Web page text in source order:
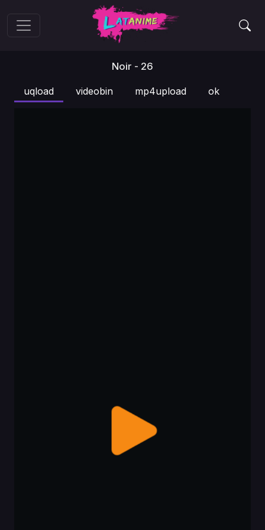
Noir - 26
uqload videobin mp4upload ok